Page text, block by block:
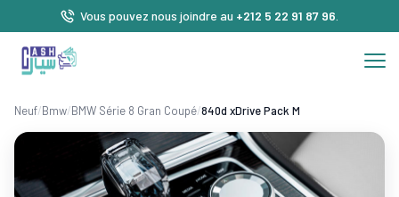
Vous pouvez nous joindre au +212 5 22 91 87 96
Neuf/Bmw/BMW Série 8 Gran Coupé/840d xDrive Pack M